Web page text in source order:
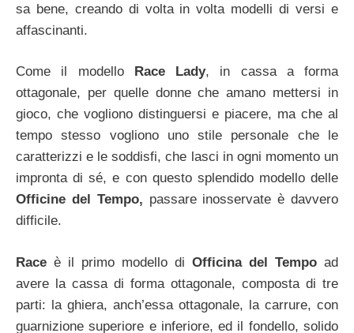
sa bene, creando di volta in volta modelli di versi e
affascinanti.
Come il modello Race Lady, in cassa a forma
ottagonale, per quelle donne che amano mettersi in
gioco, che vogliono distinguersi e piacere, ma che al
tempo stesso vogliono uno stile personale che le
caratterizzi e le soddisfi, che lasci in ogni momento un
impronta di sé, e con questo splendido modello delle
Officine del Tempo, passare inosservate è davvero
difficile.
Race è il primo modello di Officina del Tempo ad
avere la cassa di forma ottagonale, composta di tre
parti: la ghiera, anch’essa ottagonale, la carrure, con
guarnizione superiore e inferiore, ed il fondello, solido